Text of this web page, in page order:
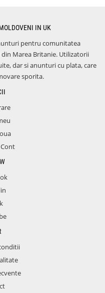
IN UK
pentru comunitatea
Marea Britanie. Utilizatorii
dar si anunturi cu plata, care
sporita.